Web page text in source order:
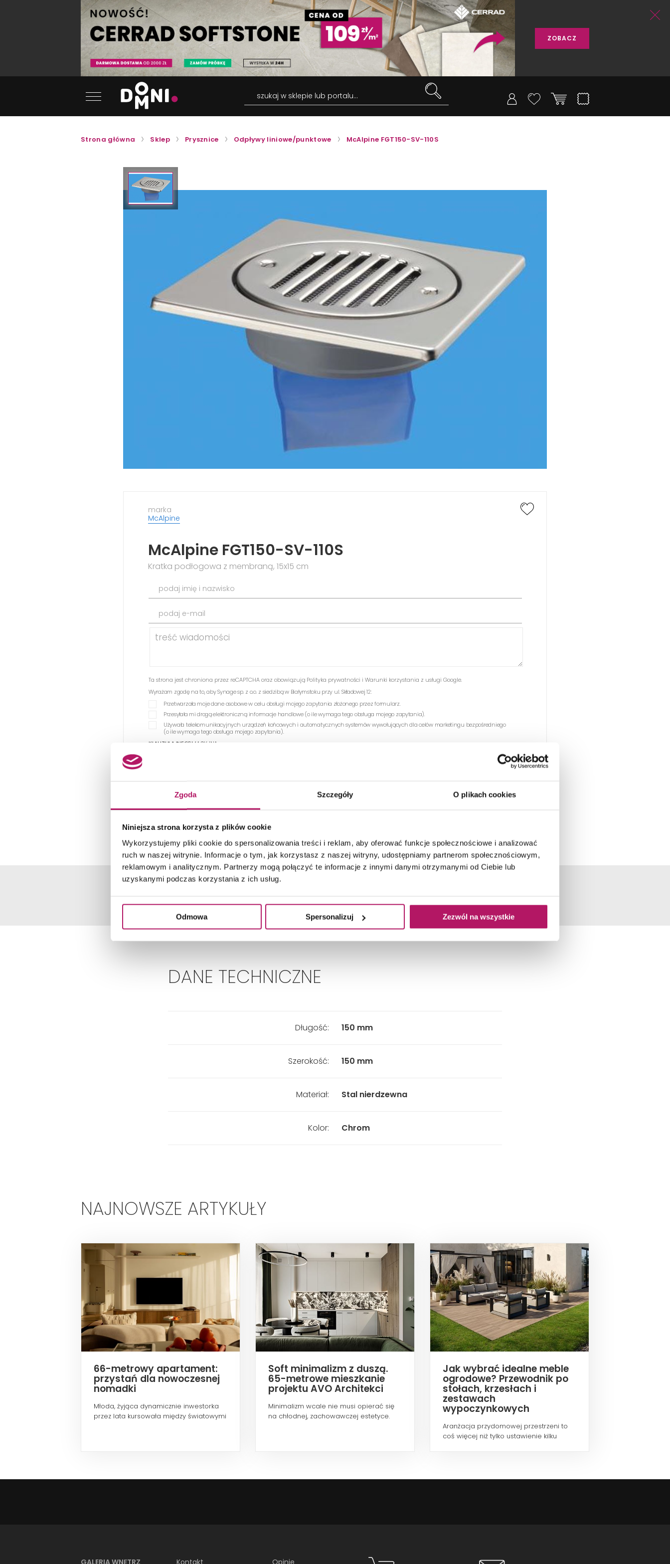
Zgoda Szczegóły O plikach cookies
Niniejsza strona korzysta z plików cookie
Wykorzystujemy pliki cookie do spersonalizowania treści i reklam, aby oferować funkcje społecznościowe i analizować
ruch w naszej witrynie. Informacje o tym, jak korzystasz z naszej witryny, udostępniamy partnerom społecznościowym,
reklamowym i analitycznym. Partnerzy mogą połączyć te informacje z innymi danymi otrzymanymi od Ciebie lub
uzyskanymi podczas korzystania z ich usług.
Odmowa Spersonalizuj Zezwól na wszystkie
ZOBACZ
szukaj w sklepie lub portalu...
Strona główna Sklep Prysznice Odpływy liniowe/punktowe McAlpine FGT150-SV-110S
marka
McAlpine
McAlpine FGT150-SV-110S
Kratka podłogowa z membraną, 15x15 cm
podaj imię i nazwisko
podaj e-mail
Ta strona jest chroniona przez reCAPTCHA oraz obowiązują Polityka prywatności i Warunki korzystania z usługi Google.
Wyrażam zgodę na to, aby Synage sp. z o.o. z siedzibą w Białymstoku przy ul. Składowej 12:
Przetwarzała moje dane osobowe w celu obsługi mojego zapytania złożonego przez formularz.
Przesyłała mi drogą elektroniczną informacje handlowe (o ile wymaga tego obsługa mojego zapytania).
Używała telekomunikacyjnych urządzeń końcowych i automatycznych systemów wywołujących dla celów marketingu bezpośredniego
(o ile wymaga tego obsługa mojego zapytania).
KLAUZULA INFORMACYJNA
WIĘCEJ
WYŚLIJ
DANE TECHNICZNE
DANE TECHNICZNE
Długość: 150 mm
Szerokość: 150 mm
Materiał: Stal nierdzewna
Kolor: Chrom
NAJNOWSZE ARTYKUŁY
66-metrowy apartament:
przystań dla nowoczesnej
nomadki
Młoda, żyjąca dynamicznie inwestorka
przez lata kursowała między światowymi
Soft minimalizm z duszą.
65-metrowe mieszkanie
projektu AVO Architekci
Minimalizm wcale nie musi opierać się
na chłodnej, zachowawczej estetyce.
Jak wybrać idealne meble
ogrodowe? Przewodnik po
stołach, krzesłach i
zestawach
wypoczynkowych
Aranżacja przydomowej przestrzeni to
coś więcej niż tylko ustawienie kilku
GALERIA WNĘTRZ Kontakt Opinie